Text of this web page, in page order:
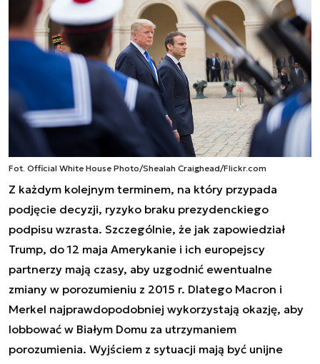
Fot. Official White House Photo/Shealah Craighead/Flickr.com
Z każdym kolejnym terminem, na który przypada
podjęcie decyzji, ryzyko braku prezydenckiego
podpisu wzrasta. Szczególnie, że jak zapowiedział
Trump, do 12 maja Amerykanie i ich europejscy
partnerzy mają czasy, aby uzgodnić ewentualne
zmiany w porozumieniu z 2015 r. Dlatego Macron i
Merkel najprawdopodobniej wykorzystają okazję, aby
lobbować w Białym Domu za utrzymaniem
porozumienia. Wyjściem z sytuacji mają być unijne